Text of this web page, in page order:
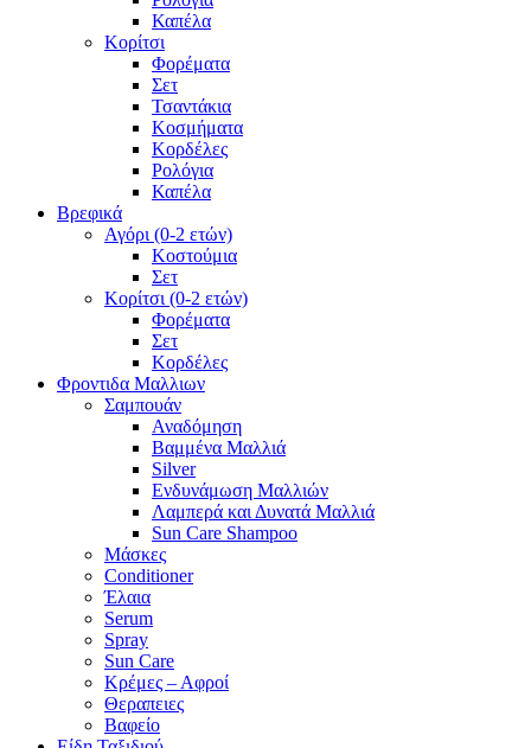
Καπέλα
Κορίτσι
Φορέματα
Σετ
Τσαντάκια
Κοσμήματα
Κορδέλες
Ρολόγια
Καπέλα
Βρεφικά
Αγόρι (0-2 ετών)
Κοστούμια
Σετ
Κορίτσι (0-2 ετών)
Φορέματα
Σετ
Κορδέλες
Φροντιδα Μαλλιων
Σαμπουάν
Αναδόμηση
Βαμμένα Μαλλιά
Silver
Ενδυνάμωση Μαλλιών
Λαμπερά και Δυνατά Μαλλιά
Sun Care Shampoo
Μάσκες
Conditioner
Έλαια
Serum
Spray
Sun Care
Κρέμες – Αφροί
Θεραπειες
Βαφείο